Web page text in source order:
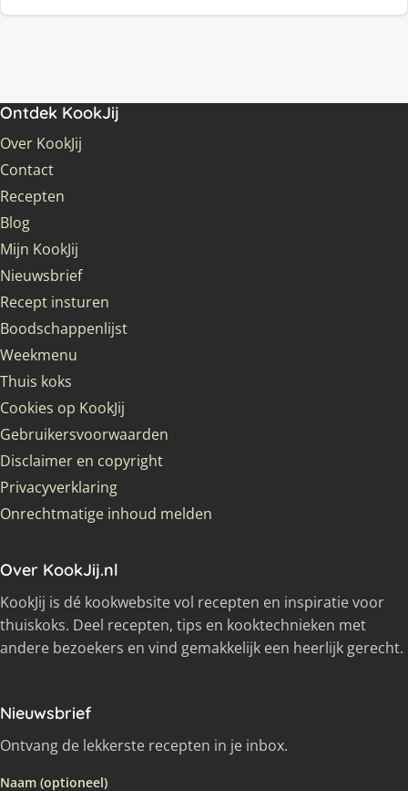
Ontdek KookJij
Over KookJij
Contact
Recepten
Blog
Mijn KookJij
Nieuwsbrief
Recept insturen
Boodschappenlijst
Weekmenu
Thuis koks
Cookies op KookJij
Gebruikersvoorwaarden
Disclaimer en copyright
Privacyverklaring
Onrechtmatige inhoud melden
Over KookJij.nl
KookJij is dé kookwebsite vol recepten en inspiratie voor
thuiskoks. Deel recepten, tips en kooktechnieken met
andere bezoekers en vind gemakkelijk een heerlijk gerecht.
Nieuwsbrief
Ontvang de lekkerste recepten in je inbox.
Naam (optioneel)